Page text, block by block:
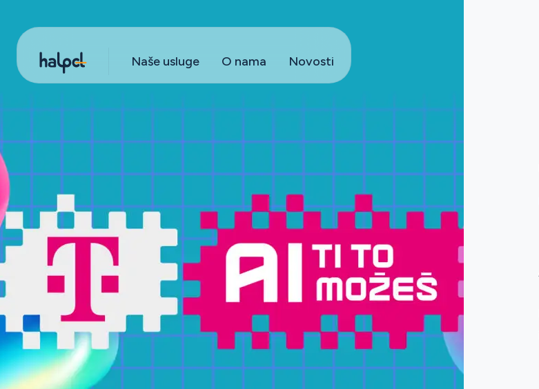
Naše usluge O nama Novosti